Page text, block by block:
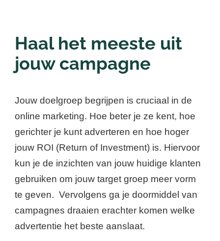
Haal het meeste uit
jouw campagne
Jouw doelgroep begrijpen is cruciaal in de
online marketing. Hoe beter je ze kent, hoe
gerichter je kunt adverteren en hoe hoger
jouw ROI (Return of Investment) is. Hiervoor
kun je de inzichten van jouw huidige klanten
gebruiken om jouw target groep meer vorm
te geven. Vervolgens ga je doormiddel van
campagnes draaien erachter komen welke
advertentie het beste aanslaat.